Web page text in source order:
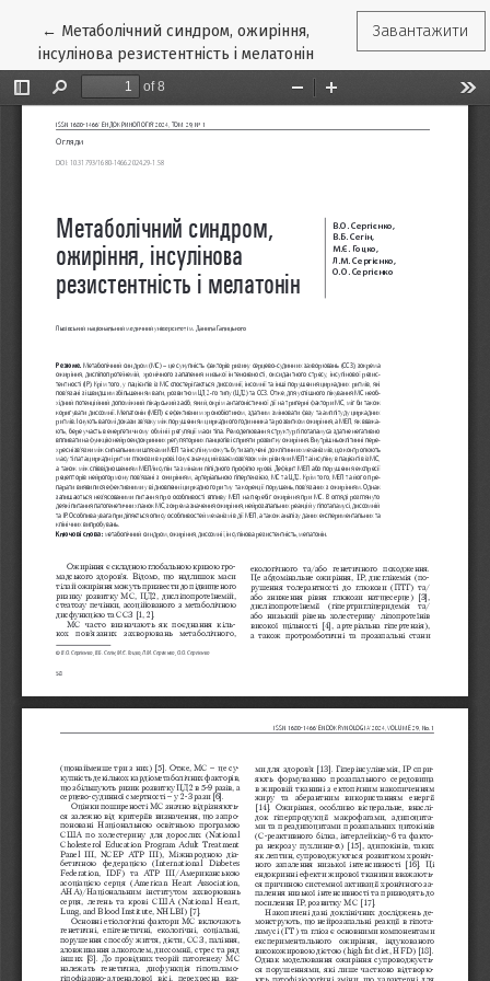
← Повернутися до подробиць статті
Метаболічний синдром, ожиріння,
інсулінова резистентність і мелатонін
Завантажити